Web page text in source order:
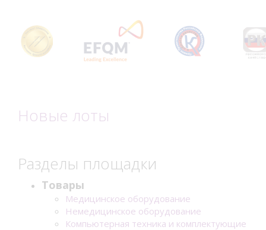
Новые лоты
Разделы площадки
Товары
Медицинское оборудование
Немедицинское оборудование
Компьютерная техника и комплектующие